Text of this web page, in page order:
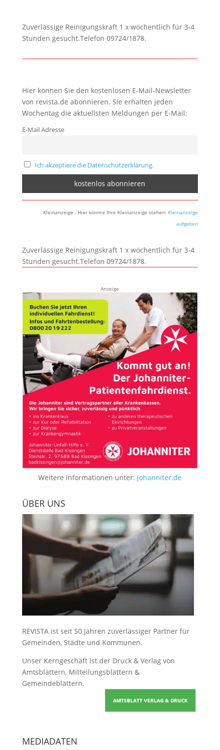
Zuverlässige Reinigungskraft 1 x wöchentlich für 3-4
Stunden gesucht.Telefon 09724/1878.
Hier können Sie den kostenlosen E-Mail-Newsletter
von revista.de abonnieren. Sie erhalten jeden
Wochentag die aktuellsten Meldungen per E-Mail:
E-Mail Adresse
Ich akzeptiere die Datenschutzerklärung.
Kleinanzeige - Hier könnte Ihre Kleinanzeige stehen: Kleinanzeige
aufgeben
Zuverlässige Reinigungskraft 1 x wöchentlich für 3-4
Stunden gesucht.Telefon 09724/1878.
Anzeige
Weitere Informationen unter: johanniter.de
ÜBER UNS
REVISTA ist seit 50 Jahren zuverlässiger Partner für
Gemeinden, Städte und Kommunen.
Unser Kerngeschäft ist der Druck & Verlag von
Amtsblättern, Mitteilungsblättern &
Gemeindeblättern.
AMTSBLATT VERLAG & DRUCK
MEDIADATEN